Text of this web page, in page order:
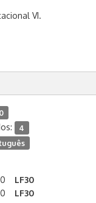
VI.
4
LF30
LF30